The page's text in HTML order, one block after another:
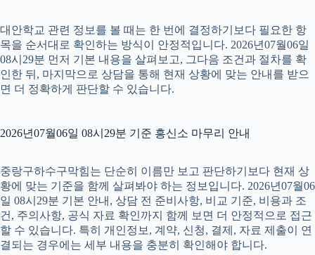
대안학교 관련 정보를 볼 때는 한 번에 결정하기보다 필요한 항
목을 순서대로 확인하는 방식이 안정적입니다. 2026년07월06일
08시29분 먼저 기본 내용을 살펴보고, 그다음 조건과 절차를 확
인한 뒤, 마지막으로 상담을 통해 현재 상황에 맞는 안내를 받으
면 더 정확하게 판단할 수 있습니다.
2026년07월06일 08시29분 기준 흥신소 마무리 안내
중랑구하수구막힘는 단순히 이름만 보고 판단하기보다 현재 상
황에 맞는 기준을 함께 살펴봐야 하는 정보입니다. 2026년07월06
일 08시29분 기본 안내, 상담 전 준비사항, 비교 기준, 비용과 조
건, 주의사항, 공식 자료 확인까지 함께 보면 더 안정적으로 접근
할 수 있습니다. 특히 개인정보, 계약, 신청, 결제, 자료 제출이 연
결되는 경우에는 세부 내용을 충분히 확인해야 합니다.